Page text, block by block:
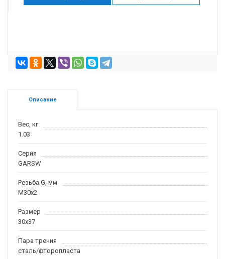
Описание
Вес, кг
1.03
Серия
GARSW
Резьба G, мм
M30x2
Размер
30x37
Пара трения
сталь/фторопласта